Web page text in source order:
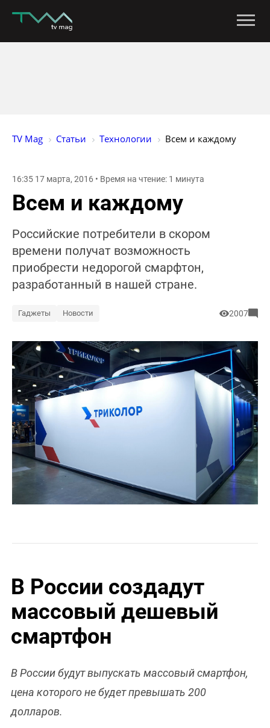
TV Mag Статьи Технологии Всем и каждому
16:35 17 марта, 2016 • Время на чтение: 1 минута
Всем и каждому
Российские потребители в скором
времени получат возможность
приобрести недорогой смарфтон,
разработанный в нашей стране.
Гаджеты Новости 2007
В России создадут
массовый дешевый
смартфон
В России будут выпускать массовый смартфон,
цена которого не будет превышать 200
долларов.